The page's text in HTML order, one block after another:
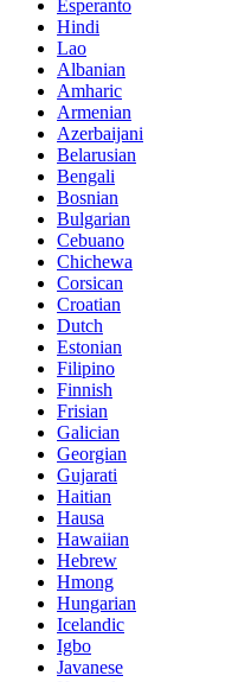
Esperanto
Hindi
Lao
Albanian
Amharic
Armenian
Azerbaijani
Belarusian
Bengali
Bosnian
Bulgarian
Cebuano
Chichewa
Corsican
Croatian
Dutch
Estonian
Filipino
Finnish
Frisian
Galician
Georgian
Gujarati
Haitian
Hausa
Hawaiian
Hebrew
Hmong
Hungarian
Icelandic
Igbo
Javanese